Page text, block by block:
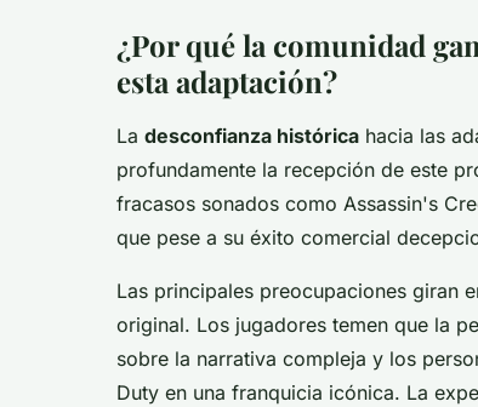
¿Por qué la comunidad
esta adaptación?
La desconfianza histórica hacia las
profundamente la recepción de este
fracasos sonados como Assassin's
que pese a su éxito comercial
Las principales preocupaciones giran
original. Los jugadores temen que la
sobre la narrativa compleja y los
Duty en una franquicia icónica. La